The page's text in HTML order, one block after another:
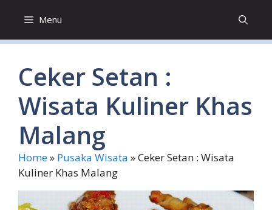
content
Menu
Ceker Setan :
Wisata Kuliner Khas
Malang
Home» Pusaka Wisata »Ceker Setan : Wisata
Kuliner Khas Malang